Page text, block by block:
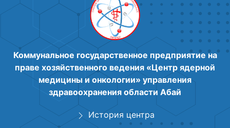
Коммунальное государственное предприятие на
праве хозяйственного ведения «Центр ядерной
медицины и онкологии» управления
здравоохранения области Абай
История центра